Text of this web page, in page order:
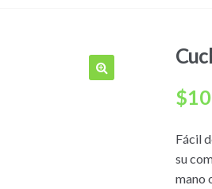
$
Fácil
su
mano